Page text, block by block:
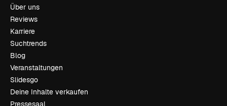
Über uns
Reviews
Karriere
Suchtrends
Blog
Veranstaltungen
Slidesgo
Deine Inhalte verkaufen
Pressesaal